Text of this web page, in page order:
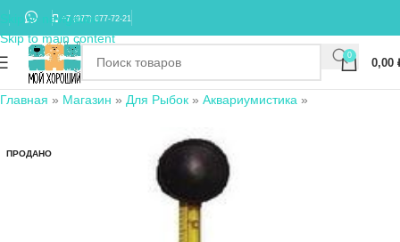
Skip to navigation
Skip to main content
+7 (977) 677-72-21
0
0,00
Главная » Магазин » Для Рыбок » Аквариумистика »
ПРОДАНО